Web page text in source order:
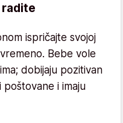
ispričajte svojoj
Bebe vole
dobijaju pozitivan
poštovane i imaju